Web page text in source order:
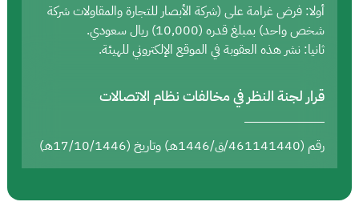
أولا: فرض غرامة على (شركة الأبصار للتجارة والمقاولات شركة
شخص واحد) بمبلغ قدره (10,000) ريال سعودي.
ثانيا: نشر هذه العقوبة في الموقع الإلكتروني للهيئة.
قرار لجنة النظر في مخالفات نظام الاتصالات
رقم (461141440/ق/1446هـ) وتاريخ (17/10/1446هـ)